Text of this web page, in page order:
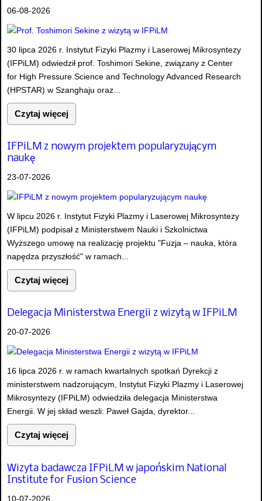
06-08-2026
30 lipca 2026 r. Instytut Fizyki Plazmy i Laserowej Mikrosyntezy
(IFPiLM) odwiedził prof. Toshimori Sekine, związany z Center
for High Pressure Science and Technology Advanced Research
(HPSTAR) w Szanghaju oraz...
Czytaj więcej
IFPiLM z nowym projektem popularyzującym
naukę
23-07-2026
W lipcu 2026 r. Instytut Fizyki Plazmy i Laserowej Mikrosyntezy
(IFPiLM) podpisał z Ministerstwem Nauki i Szkolnictwa
Wyższego umowę na realizację projektu "Fuzja – nauka, która
napędza przyszłość" w ramach...
Czytaj więcej
Delegacja Ministerstwa Energii z wizytą w IFPiLM
20-07-2026
16 lipca 2026 r. w ramach kwartalnych spotkań Dyrekcji z
ministerstwem nadzorującym, Instytut Fizyki Plazmy i Laserowej
Mikrosyntezy (IFPiLM) odwiedziła delegacja Ministerstwa
Energii. W jej skład weszli: Paweł Gajda, dyrektor...
Czytaj więcej
Wizyta badawcza IFPiLM w japońskim National
Institute for Fusion Science
10-07-2026